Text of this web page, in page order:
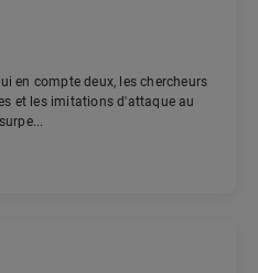
en compte deux, les chercheurs
et les imitations d'attaque au